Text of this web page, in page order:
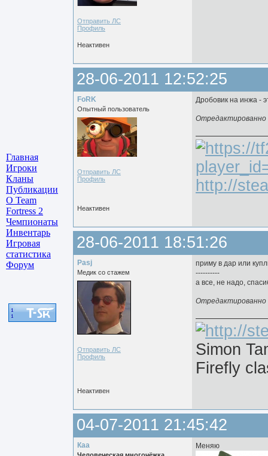
Главная
Игроки
Кланы
Публикации
О Team
Fortress 2
Чемпионаты
Инвентарь
Игровая
статистика
Форум
Отправить ЛС
Профиль
Неактивен
28-06-2011 12:52:25
FoRK
Опытный пользователь
Отправить ЛС
Профиль
Дробовик на инжа -
Отредактированно
http://
Неактивен
28-06-2011 18:51:26
Pasj
Медик со стажем
Отправить ЛС
Профиль
приму в дар или
----------
а все, не надо,
Отредактированно
Simon
Firefly
Неактивен
04-07-2011 21:45:42
Каа Меняю